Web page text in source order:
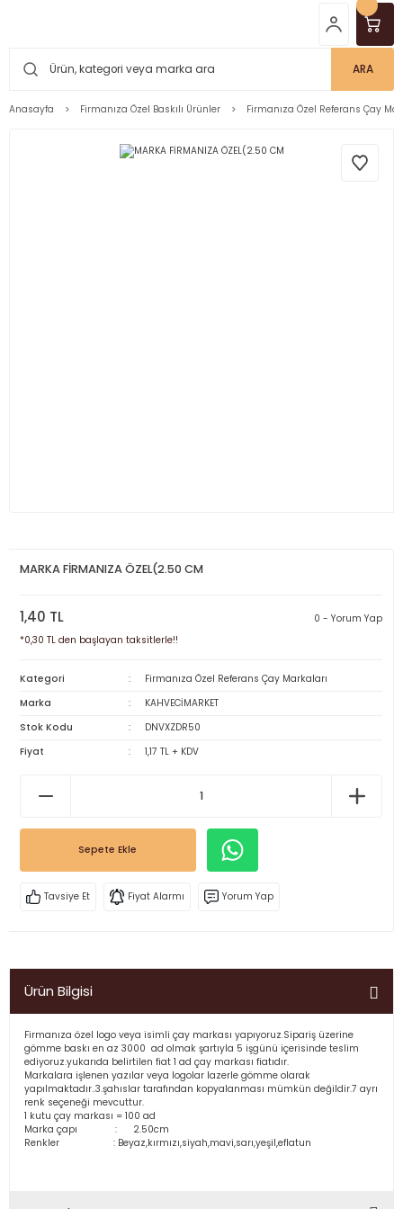
ARA
Anasayfa Firmanıza Özel Baskılı Ürünler Firmanıza Özel Referans Çay
MARKA FİRMANIZA ÖZEL(2.50 CM
1,40 TL
0 - Yorum Yap
*0,30 TL den başlayan taksitlerle!!
Kategori
Firmanıza Özel Referans Çay Markaları
Marka
KAHVECİMARKET
Stok Kodu
DNVXZDR50
Fiyat
1,17 TL + KDV
Sepete Ekle
Tavsiye Et Fiyat Alarmı Yorum Yap
Ürün Bilgisi
Firmanıza özel logo veya isimli çay markası yapıyoruz.Sipariş üzerine
gömme baskı en az 3000 ad olmak şartıyla 5 işgünü içerisinde teslim
ediyoruz.yukarıda belirtilen fiat 1 ad çay markası fiatıdır.
Markalara işlenen yazılar veya logolar lazerle gömme olarak
yapılmaktadır..3.şahıslar tarafından kopyalanması mümkün değildir.7 ayrı
renk seçeneği mevcuttur.
1 kutu çay markası = 100 ad
Marka çapı : 2.50cm
Renkler : Beyaz,kırmızı,siyah,mavi,sarı,yeşil,eflatun